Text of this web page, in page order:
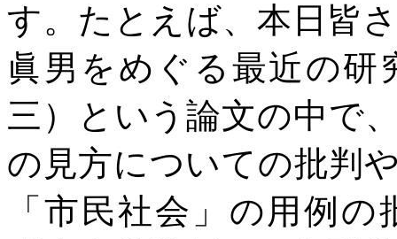
す。たとえば、本日皆
眞男をめぐる最近の研
三）という論文の中で
の見方についての批判
「市民社会」の用例